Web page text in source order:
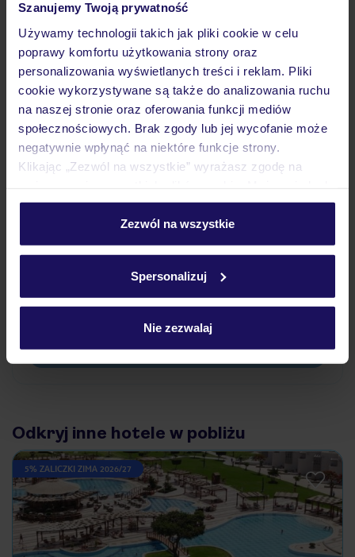
Szanujemy Twoją prywatność
Używamy technologii takich jak pliki cookie w celu
poprawy komfortu użytkowania strony oraz
personalizowania wyświetlanych treści i reklam. Pliki
cookie wykorzystywane są także do analizowania ruchu
na naszej stronie oraz oferowania funkcji mediów
społecznościowych. Brak zgody lub jej wycofanie może
negatywnie wpłynąć na niektóre funkcje strony.
Klikając „Zezwól na wszystkie” wyrażasz zgodę na
personalizować swój wybór wchodząc w zakładkę
Szczegółowe informacje o plikach cookie znajdziesz
Zezwól na wszystkie
Spersonalizuj
Nie zezwalaj
Wyżywienie
Atrakcje
Ważne informacje
Często zadawane pytania
Jak zmienić uczestników/osobę zgłaszającą?
Na jakiej podstawie i gdzie otrzymam karty
pokładowe/bilety lotnicze?
Zobacz więcej
Odkryj inne hotele w pobliżu
5% ZALICZKI ZIMA 2026/27